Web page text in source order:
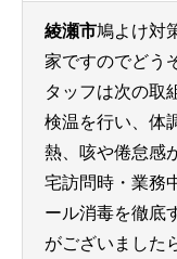
綾瀬市鳩よけ対
家ですのでどう
タッフは次の取
検温を行い、体
熱、咳や倦怠感
宅訪問時・業務
ール消毒を徹底
がございました